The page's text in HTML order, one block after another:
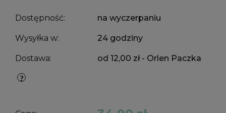
Dostępność: na wyczerpaniu
Wysyłka w: 24 godziny
Dostawa: od 12,00 zł - Orlen Paczka